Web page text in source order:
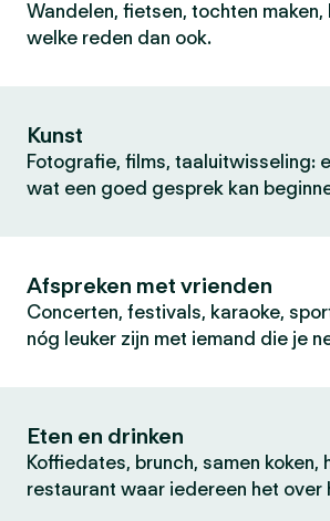
Wandelen, fietsen, tochten maken,
welke reden dan ook.
Kunst
Fotografie, films, taaluitwisseling:
wat een goed gesprek kan
Afspreken met vrienden
Concerten, festivals, karaoke,
nóg leuker zijn met iemand die je
Eten en drinken
Koffiedates, brunch, samen
restaurant waar iedereen het over